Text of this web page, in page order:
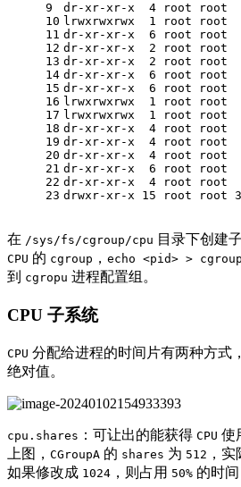
9
10
11
12
13
14
15
16
17
18
19
20
21
22
23
dr-xr-xr-x  4 root root
lrwxrwxrwx  1 root root
dr-xr-xr-x  6 root root
dr-xr-xr-x  2 root root
dr-xr-xr-x  2 root root
dr-xr-xr-x  6 root root   0
dr-xr-xr-x  6 root root
lrwxrwxrwx  1 root root
lrwxrwxrwx  1 root root
dr-xr-xr-x  4 root root
dr-xr-xr-x  4 root root
dr-xr-xr-x  4 root root
dr-xr-xr-x  6 root root
dr-xr-xr-x  4 root root
drwxr-xr-x 15 root root
在 /sys/fs/cgroup/cpu 目录下创建
CPU 的 cgroup ， echo <pid> >
到 cgropu 进程配置组。
CPU 子系统
CPU 分配给进程的时间片有两种方式
绝对值。
cpu.shares ：可让出的能获得 CPU 使
上图， CGroupA 的 shares 为 512 ，
如果修改成 1024 ，则占用 50% 的时间